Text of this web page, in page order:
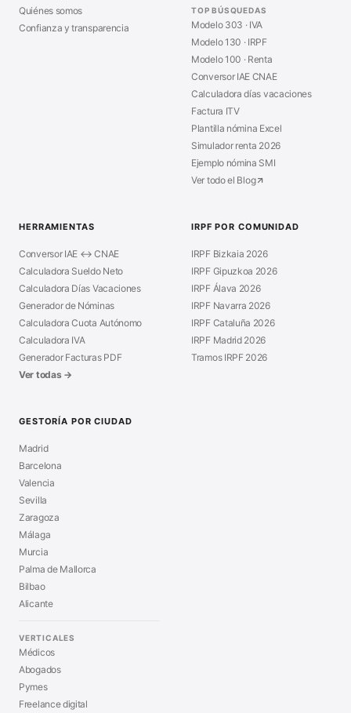
Quiénes somos
Confianza y transparencia
TOP BÚSQUEDAS
Modelo 303 · IVA
Modelo 130 · IRPF
Modelo 100 · Renta
Conversor IAE CNAE
Calculadora días vacaciones
Factura ITV
Plantilla nómina Excel
Simulador renta 2026
Ejemplo nómina SMI
Ver todo el Blog
HERRAMIENTAS
Conversor IAE ↔ CNAE
Calculadora Sueldo Neto
Calculadora Días Vacaciones
Generador de Nóminas
Calculadora Cuota Autónomo
Calculadora IVA
Generador Facturas PDF
Ver todas →
IRPF POR COMUNIDAD
IRPF Bizkaia 2026
IRPF Gipuzkoa 2026
IRPF Álava 2026
IRPF Navarra 2026
IRPF Cataluña 2026
IRPF Madrid 2026
Tramos IRPF 2026
GESTORÍA POR CIUDAD
Madrid
Barcelona
Valencia
Sevilla
Zaragoza
Málaga
Murcia
Palma de Mallorca
Bilbao
Alicante
VERTICALES
Médicos
Abogados
Pymes
Freelance digital